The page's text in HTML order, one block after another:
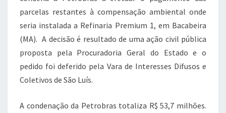
parcelas restantes à compensação ambiental onde
seria instalada a Refinaria Premium 1, em Bacabeira
(MA). A decisão é resultado de uma ação civil pública
proposta pela Procuradoria Geral do Estado e o
pedido foi deferido pela Vara de Interesses Difusos e
Coletivos de São Luís.
A condenação da Petrobras totaliza R$ 53,7 milhões.